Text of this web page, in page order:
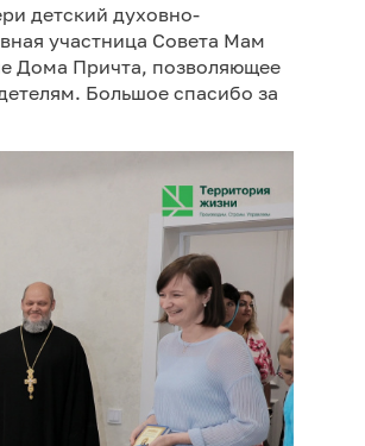
детский духовно-
участница Совета Мам
Дома Причта, позволяющее
Большое спасибо за